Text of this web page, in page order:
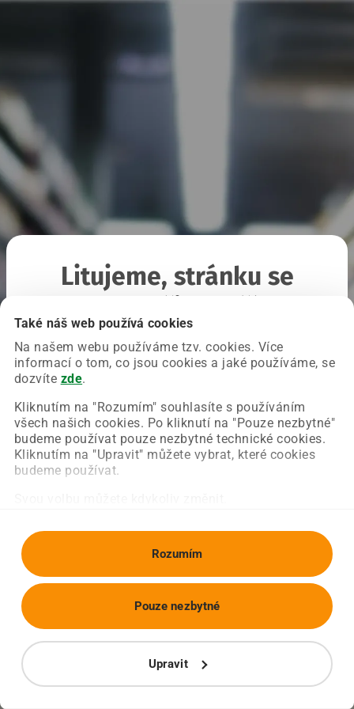
Také náš web používá cookies
Na našem webu používáme tzv. cookies. Více
informací o tom, co jsou cookies a jaké používáme, se
dozvíte zde.
Kliknutím na "Rozumím" souhlasíte s používáním
všech našich cookies. Po kliknutí na "Pouze nezbytné"
budeme používat pouze nezbytné technické cookies.
Kliknutím na "Upravit" můžete vybrat, které cookies
budeme používat.
Rozumím
Upravit
Pouze nezbytné
Litujeme, stránku se
Chyba nastala na naší straně a už ji opravujeme.
Zkuste prosím znovu načíst požadovanou stránku.
Obnovit stránku Úvodní strana